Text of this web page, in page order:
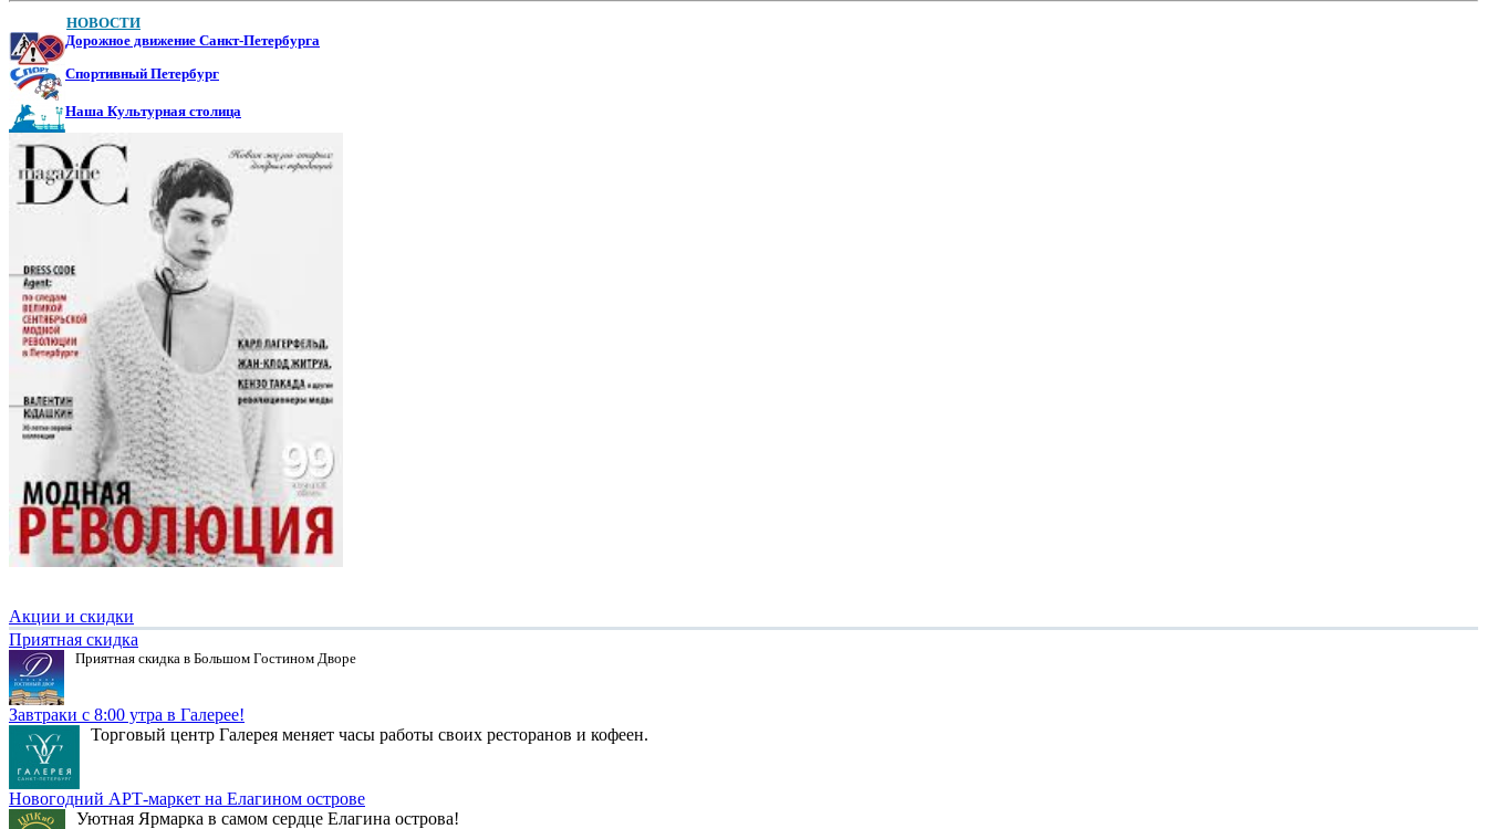
НОВОСТИ
Дорожное движение Санкт-Петербурга
Спортивный Петербург
Наша Культурная столица
Акции и скидки
Приятная скидка
Приятная скидка в Большом Гостином Дворе
Завтраки с 8:00 утра в Галерее!
Торговый центр Галерея меняет часы работы своих ресторанов и кофеен.
Новогодний АРТ-маркет на Елагином острове
Уютная Ярмарка в самом сердце Елагина острова!